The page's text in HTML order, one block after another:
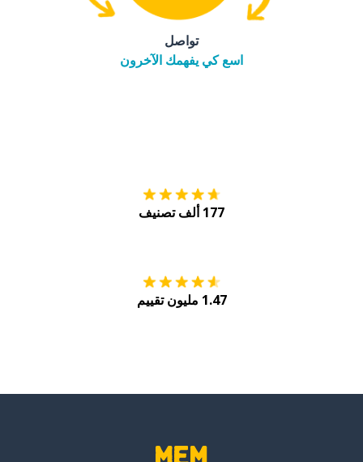
تواصل
اسع كي يفهمك الآخرون
177 ألف تصنيف
1.47 مليون تقييم